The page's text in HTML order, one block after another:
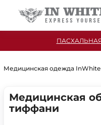
Медицинская одежда InWhite
Медицинская
тиффани